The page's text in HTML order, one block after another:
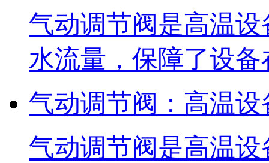
气动调节阀是高温
水流量，保障了设
气动调节阀：高温
气动调节阀是高温